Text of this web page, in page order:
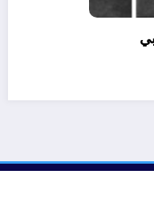
بن نبي